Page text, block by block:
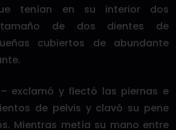
tenían en su interior dos
de dos dientes de
cubiertos de abundante
exclamó y flectó las piernas e
de pelvis y clavó su pene
Mientras metía su mano entre